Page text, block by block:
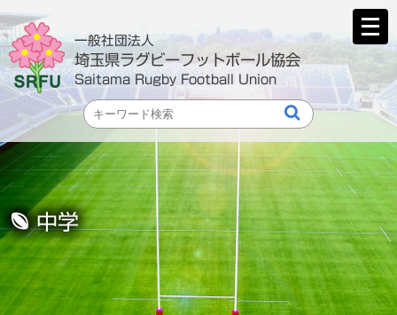
一般社団法人
埼玉県ラグビーフットボール協会
Saitama Rugby Football Union
メ
ニ
ー
を
開
中学